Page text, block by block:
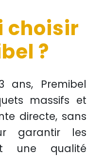
choisir
?
ans, Premibel
massifs et
directe, sans
garantir les
une qualité